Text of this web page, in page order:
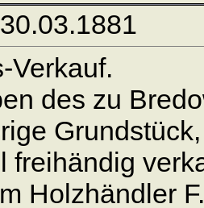
Verkauf.
des zu
freihändig
Holzhändler